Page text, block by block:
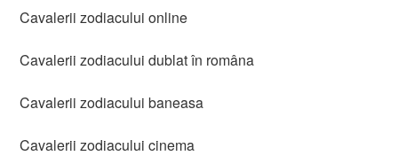
Cavalerii zodiacului online
Cavalerii zodiacului dublat în româna
Cavalerii zodiacului baneasa
Cavalerii zodiacului cinema